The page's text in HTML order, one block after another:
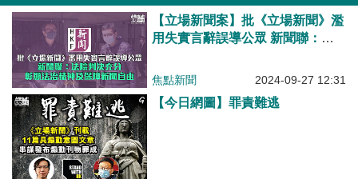
【立場新聞案】批《立場新聞》濫
用失實言辭誤導公眾 新聞聯：法
聞自由
焦點新聞 2024-09-27 12:31
【今日網圖】罪責難逃